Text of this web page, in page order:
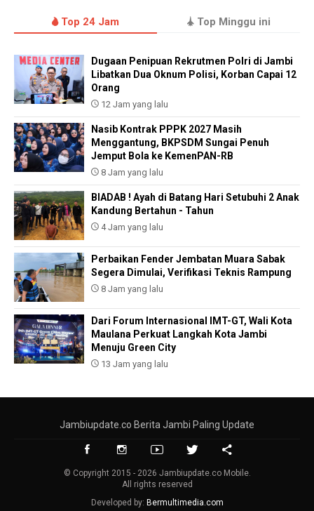
Top 24 Jam Top Minggu ini
Dugaan Penipuan Rekrutmen Polri di Jambi
Libatkan Dua Oknum Polisi, Korban Capai 12
Orang
12 Jam yang lalu
Nasib Kontrak PPPK 2027 Masih
Menggantung, BKPSDM Sungai Penuh
Jemput Bola ke KemenPAN-RB
8 Jam yang lalu
BIADAB ! Ayah di Batang Hari Setubuhi 2 Anak
Kandung Bertahun - Tahun
4 Jam yang lalu
Perbaikan Fender Jembatan Muara Sabak
Segera Dimulai, Verifikasi Teknis Rampung
8 Jam yang lalu
Dari Forum Internasional IMT-GT, Wali Kota
Maulana Perkuat Langkah Kota Jambi
Menuju Green City
13 Jam yang lalu
Jambiupdate.co Berita Jambi Paling Update
© Copyright 2015 - 2026 Jambiupdate.co Mobile.
All rights reserved
Developed by: Bermultimedia.com